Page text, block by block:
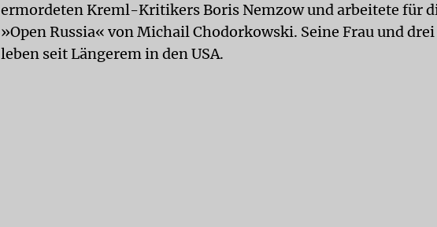
ermordeten Kreml-Kritikers Boris Nemzow und arbeitete für
»Open Russia« von Michail Chodorkowski. Seine Frau und
leben seit Längerem in den USA.